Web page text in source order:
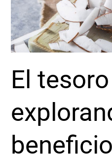
El
beneficios
del
coco
y
3
recetas
saludables